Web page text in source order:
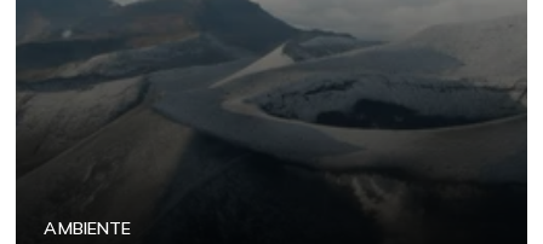
AMBIENTE